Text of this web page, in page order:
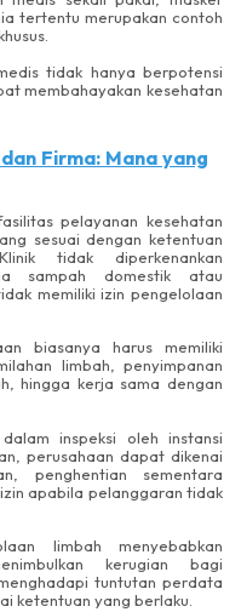
tertentu merupakan contoh
tidak hanya berpotensi
membahayakan kesehatan
Firma: Mana yang
pelayanan kesehatan
sesuai dengan ketentuan
tidak diperkenankan
sampah domestik atau
memiliki izin pengelolaan
biasanya harus memiliki
limbah, penyimpanan
hingga kerja sama dengan
inspeksi oleh instansi
perusahaan dapat dikenai
penghentian sementara
apabila pelanggaran tidak
limbah menyebabkan
kerugian bagi
tuntutan perdata
ketentuan yang berlaku.